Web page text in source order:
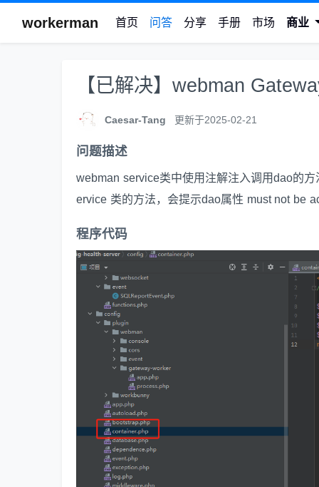
workerman 首页 问答 分享 手册 市场 商业
【已解决】webman
Caesar-Tang 更新于2025-02-21
问题描述
webman service类中使用注解注入调用dao的
ervice 类的方法，会提示dao属性 must not be
程序代码